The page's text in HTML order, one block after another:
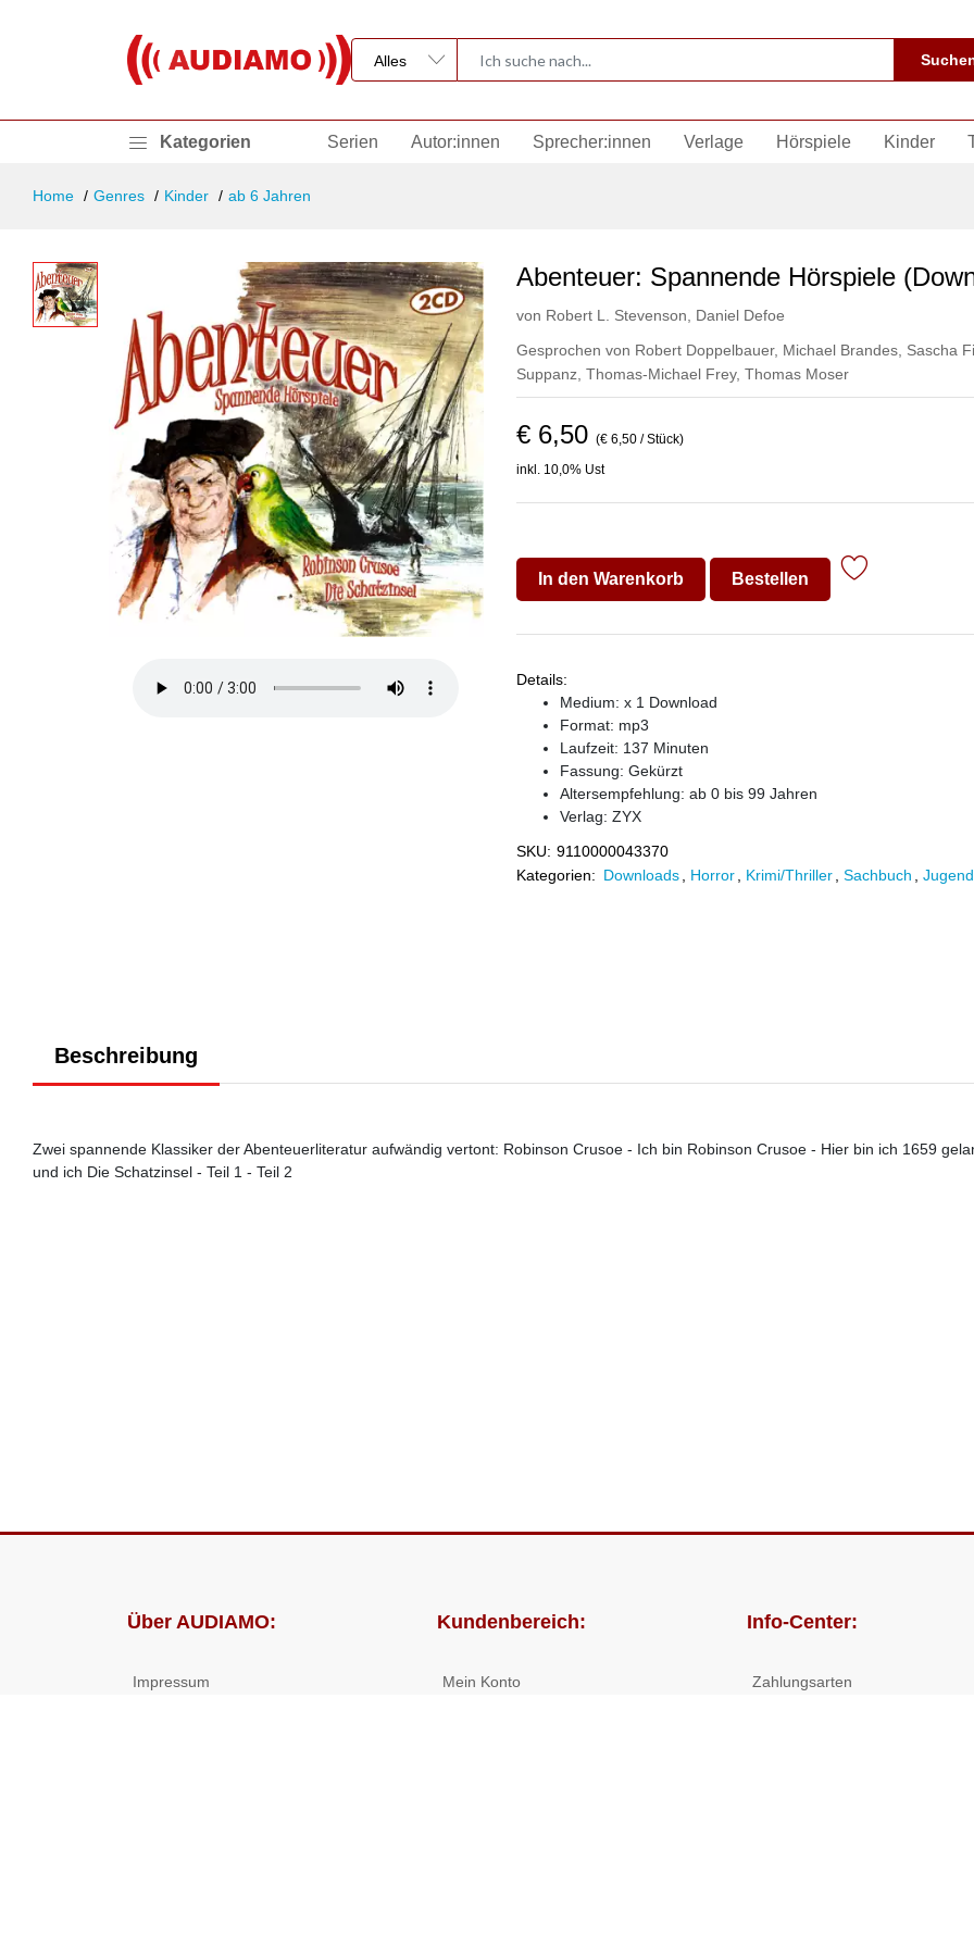
Kategorien Serien Autor:innen Sprecher:innen Verlage Hörspiele Kinder
Home Genres Kinder ab 6 Jahren
Abenteuer: Spannende Hörspiele
von Robert L. Stevenson
Daniel Defoe
Gesprochen von Robert Doppelbauer, Michael Brandes, Sascha
Suppanz, Thomas-Michael Frey, Thomas Moser
€ 6,50 (€ 6,50 / Stück)
inkl. 10,0% Ust
In den Warenkorb Bestellen
Details:
Medium: x 1 Download
Format: mp3
Laufzeit: 137 Minuten
Fassung: Gekürzt
Altersempfehlung: ab 0 bis 99 Jahren
Verlag: ZYX
SKU: 9110000043370
Kategorien: Downloads Horror Krimi/Thriller Sachbuch
Beschreibung
Zwei spannende Klassiker der Abenteuerliteratur aufwändig vertont: Robinson Crusoe - Ich bin Robinson Crusoe - Hier bin ich 1659
und ich Die Schatzinsel - Teil 1 - Teil 2
Über AUDIAMO:
Impressum
Kundenbereich:
Mein Konto
Info-Center:
Zahlungsarten